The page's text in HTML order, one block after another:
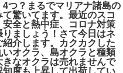
4つ？まるでマリアナ諸島の
驚いてます。最近のスコ
安全と熱中症、コロナ対策
りましょう！さて今日はネ
介します。カクカクした
オクラ、島オクラと種類
きなオクラは売れませんで